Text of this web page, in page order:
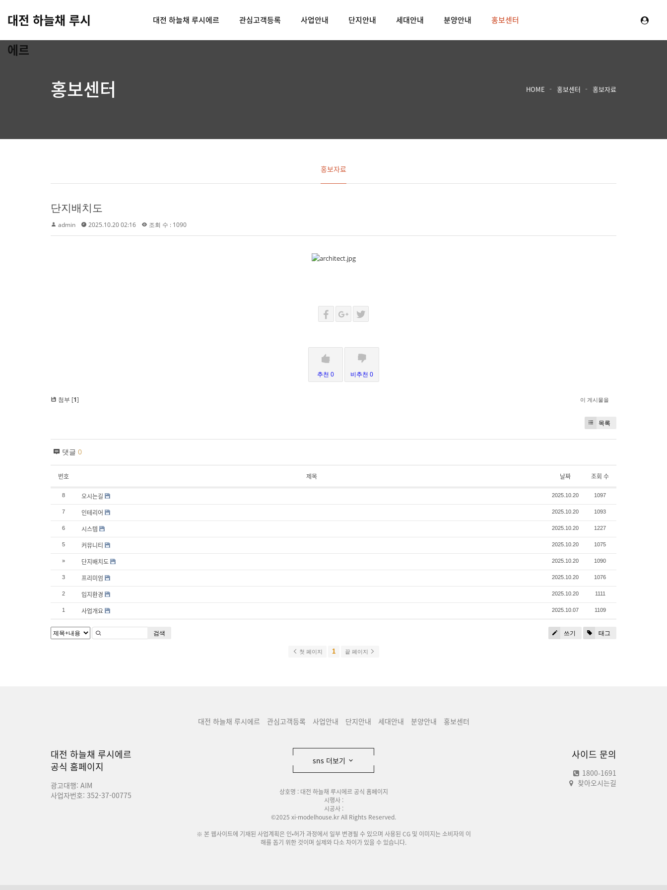
대전 하늘채 루시
에르
대전 하늘채 루시에르 관심고객등록 사업안내 단지안내 세대안내 분양안내 홍보센터
홍보센터 HOME 홍보센터 홍보자료
홍보자료
단지배치도
admin 2025.10.20 02:16 조회 수 : 1090
추천 0 비추천 0
첨부 [1] 이 게시물을
목록
댓글 0
번호 제목 날짜 조회 수
8 오시는길 2025.10.20 1097
7 인테리어 2025.10.20 1093
6 시스템 2025.10.20 1227
5 커뮤니티 2025.10.20 1075
» 단지배치도 2025.10.20 1090
3 프리미엄 2025.10.20 1076
2 입지환경 2025.10.20 1111
1 사업개요 2025.10.07 1109
쓰기 태그
검색
첫 페이지 1 끝 페이지
대전 하늘채 루시에르 관심고객등록 사업안내 단지안내 세대안내 분양안내 홍보센터
대전 하늘채 루시에르
공식 홈페이지
광고대행: AIM
사업자번호: 352-37-00775
사이드 문의
1800-1691
찾아오시는길
sns 더보기
상호명 : 대전 하늘채 루시에르 공식 홈페이지
시행사 :
시공사 :
©2025 xi-modelhouse.kr All Rights Reserved.
※ 본 웹사이트에 기재된 사업계획은 인•허가 과정에서 일부 변경될 수 있으며 사용된 CG 및 이미지는 소비자의 이
해를 돕기 위한 것이며 실제와 다소 차이가 있을 수 있습니다.